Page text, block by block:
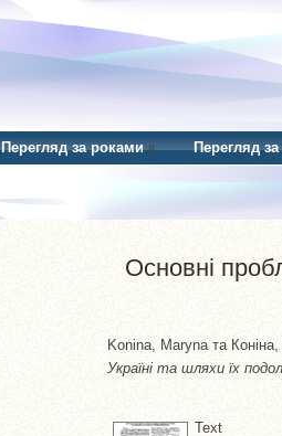
Перегляд за роками Перегляд
Основні
Konina, Maryna та
Україні та шляхи їх
Text